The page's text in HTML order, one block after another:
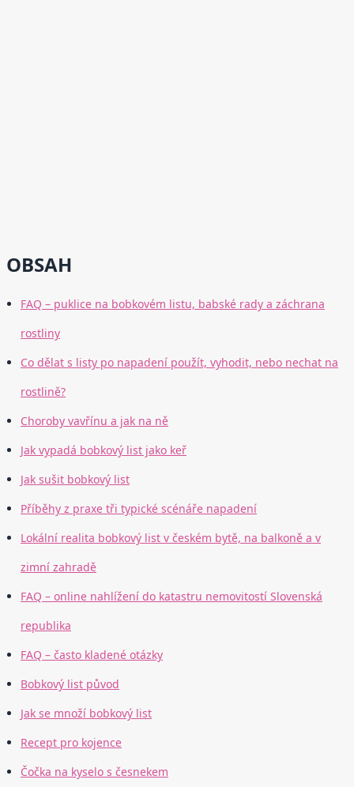
OBSAH
FAQ – puklice na bobkovém listu, babské rady a záchrana
rostliny
Co dělat s listy po napadení použít, vyhodit, nebo nechat na
rostlině?
Choroby vavřínu a jak na ně
Jak vypadá bobkový list jako keř
Jak sušit bobkový list
Příběhy z praxe tři typické scénáře napadení
Lokální realita bobkový list v českém bytě, na balkoně a v
zimní zahradě
FAQ – online nahlížení do katastru nemovitostí Slovenská
republika
FAQ – často kladené otázky
Bobkový list původ
Jak se množí bobkový list
Recept pro kojence
Čočka na kyselo s česnekem